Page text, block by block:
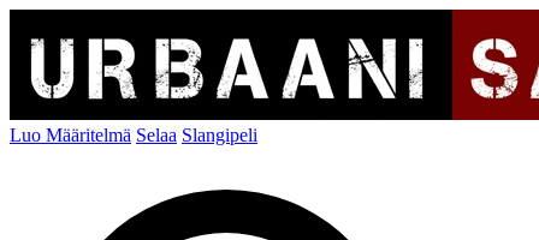
Luo Määritelmä Selaa Slangipeli